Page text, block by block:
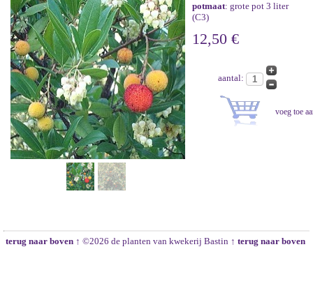
potmaat: grote pot 3 liter
(C3)
12,50 €
aantal:
terug naar boven ↑ ©2026 de planten van kwekerij Bastin ↑ terug naar boven